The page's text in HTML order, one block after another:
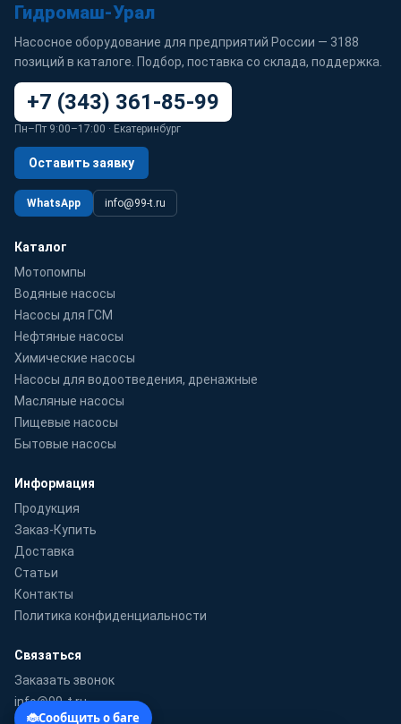
Гидромаш-Урал
Насосное оборудование для предприятий России — 3188
позиций в каталоге. Подбор, поставка со склада, поддержка.
+7 (343) 361-85-99
Пн–Пт 9:00–17:00 · Екатеринбург
Оставить заявку
WhatsApp info@99-t.ru
Каталог
Мотопомпы
Водяные насосы
Насосы для ГСМ
Нефтяные насосы
Химические насосы
Насосы для водоотведения, дренажные
Масляные насосы
Пищевые насосы
Бытовые насосы
Информация
Продукция
Заказ-Купить
Доставка
Статьи
Контакты
Политика конфиденциальности
Связаться
Заказать звонок
info@99-t.ru